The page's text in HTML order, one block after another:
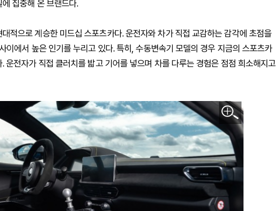
집중해 온 브랜드다.
적으로 계승한 미드십 스포츠카다. 운전자와 차가 직접 교감하는 감각에 초점을
이에서 높은 인기를 누리고 있다. 특히, 수동변속기 모델의 경우 지금의 스포츠카
운전자가 직접 클러치를 밟고 기어를 넣으며 차를 다루는 경험은 점점 희소해지고